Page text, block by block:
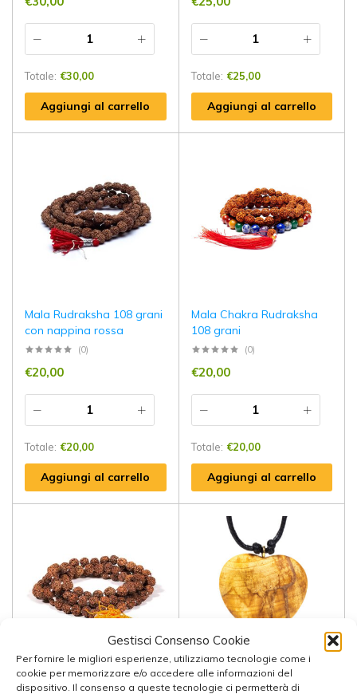
Gestisci Consenso Cookie
Per fornire le migliori esperienze, utilizziamo tecnologie come i
cookie per memorizzare e/o accedere alle informazioni del
dispositivo. Il consenso a queste tecnologie ci permetterà di
Totale: €30,00
Aggiungi al carrello
Totale: €25,00
Aggiungi al carrello
Mala Rudraksha 108 grani
con nappina rossa
(0)
€20,00
Totale: €20,00
Aggiungi al carrello
Mala Chakra Rudraksha
108 grani
(0)
€20,00
Totale: €20,00
Aggiungi al carrello
Mala in Rudraksha 108
Collana Palo Santo –